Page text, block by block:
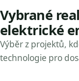
Vybrané
elektrické
Výběr z projektů,
technologie pro